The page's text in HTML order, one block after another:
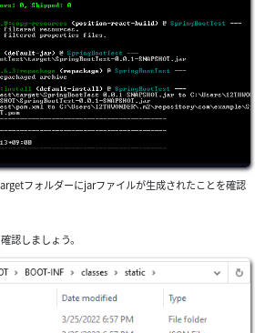
フォルダーにjarファイルが生成されたことを確認
認しましょう。